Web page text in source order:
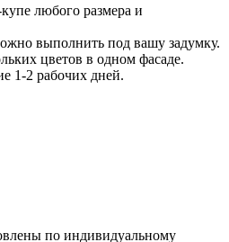
любого размера и
выполнить под вашу задумку.
цветов в одном фасаде.
1-2 рабочих дней.
по индивидуальному